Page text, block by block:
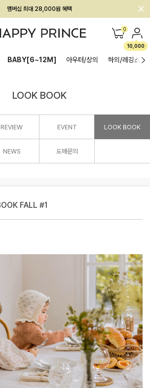
원전용 아울렛, 가입하면 ~60% 할인!
멤버십 최대 28,000원 혜택 0
10,000
BABY[6~12M] 아우터/상의 하의/레깅스
LOOK BOOK
REVIEW EVENT LOOK BOOK
NEWS 도매문의
FALL #1